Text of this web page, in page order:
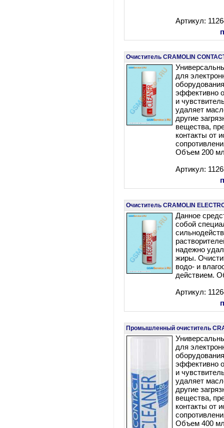
Артикул:
Очиститель CRAMOLIN
для
эффективно
и
удаляет
другие
вещества,
контакты от
Объем 200
Артикул:
Очиститель CRAMOLIN
Данное
собой
надежно
жиры.
водо- и
действием.
Артикул:
Промышленный очиститель
для
эффективно
и
удаляет
другие
вещества,
контакты от
Объем 400